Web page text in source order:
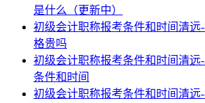
是什么（更新中）
初级会计职称报考条件和时间清远
格贵吗
初级会计职称报考条件和时间清远
条件和时间
初级会计职称报考条件和时间清远